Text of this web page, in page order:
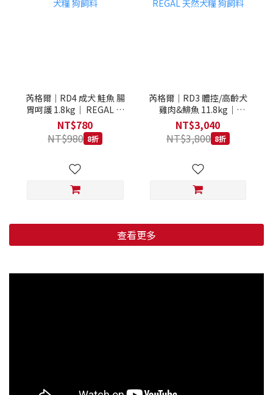
芮格爾｜RD4 成犬 鮭魚 腸
胃呵護 1.8kg｜ REGAL 天
然犬糧 狗飼料
NT$780
NT$980 8折
芮格爾｜RD3 體控/高齡犬
雞肉&鯡魚 11.8kg｜
REGAL 天然犬糧 狗飼料
NT$3,040
NT$3,800 8折
查看更多